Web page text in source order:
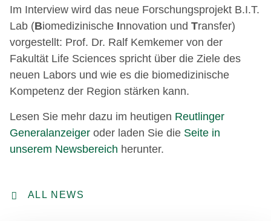
Im Interview wird das neue Forschungsprojekt B.I.T.
Lab (Biomedizinische Innovation und Transfer)
vorgestellt: Prof. Dr. Ralf Kemkemer von der
Fakultät Life Sciences spricht über die Ziele des
neuen Labors und wie es die biomedizinische
Kompetenz der Region stärken kann.
Lesen Sie mehr dazu im heutigen Reutlinger
Generalanzeiger oder laden Sie die Seite in
unserem Newsbereich herunter.
ALL NEWS